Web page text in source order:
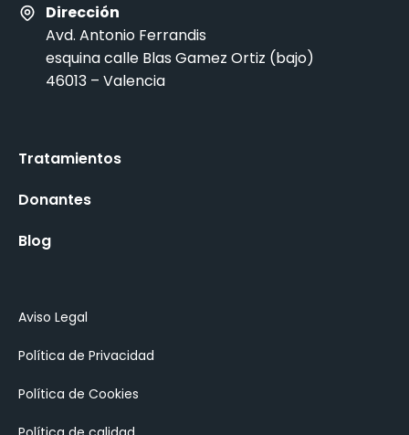
Dirección
Avd. Antonio Ferrandis
esquina calle Blas Gamez Ortiz (bajo)
46013 – Valencia
Tratamientos
Donantes
Blog
Aviso Legal
Política de Privacidad
Política de Cookies